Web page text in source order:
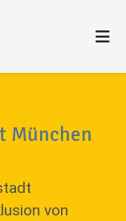
München
von